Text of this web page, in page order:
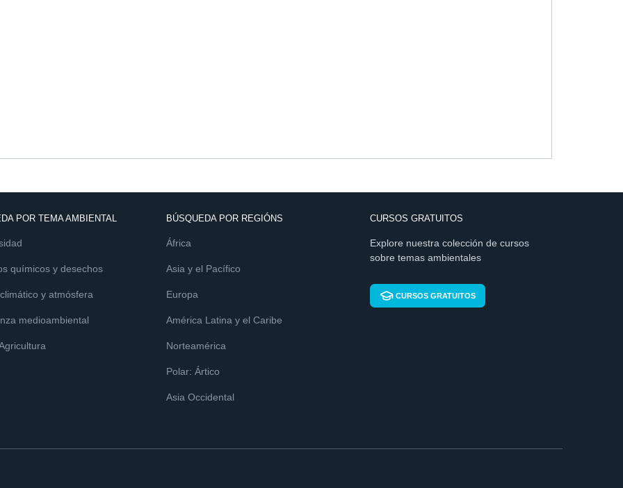
POR TEMA AMBIENTAL
químicos y desechos
y atmósfera
medioambiental
BÚSQUEDA POR REGIÓNS
África
Asia y el Pacífico
Europa
América Latina y el Caribe
Norteamérica
Polar: Ártico
Asia Occidental
CURSOS GRATUITOS
Explore nuestra colección de cursos
sobre temas ambientales
CURSOS GRATUITOS